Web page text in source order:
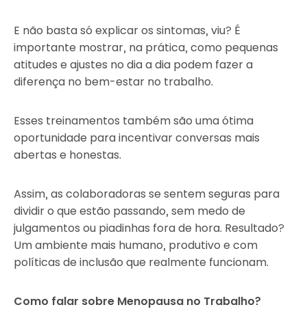
E não basta só explicar os sintomas, viu? É
importante mostrar, na prática, como pequenas
atitudes e ajustes no dia a dia podem fazer a
diferença no bem-estar no trabalho.
Esses treinamentos também são uma ótima
oportunidade para incentivar conversas mais
abertas e honestas.
Assim, as colaboradoras se sentem seguras para
dividir o que estão passando, sem medo de
julgamentos ou piadinhas fora de hora. Resultado?
Um ambiente mais humano, produtivo e com
políticas de inclusão que realmente funcionam.
Como falar sobre Menopausa no Trabalho?